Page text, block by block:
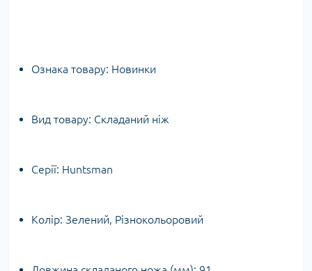
Ознака товару: Новинки
Вид товару: Складаний ніж
Серії: Huntsman
Колір: Зелений, Різнокольоровий